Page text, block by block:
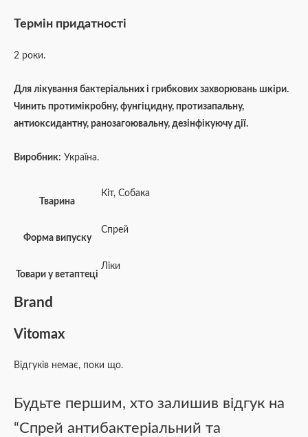
Термін придатності
2 роки.
Для лікування бактеріальних і грибкових захворювань шкіри.
Чинить протимікробну, фунгіцидну, протизапальну,
антиоксидантну, ранозагоювальну, дезінфікуючу дії.
Виробник: Україна.
Тварина
Кіт, Собака
Форма випуску
Спрей
Товари у ветаптеці
Ліки
Brand
Vitomax
Відгуків немає, поки що.
Будьте першим, хто залишив відгук на
“Спрей антибактеріальний та